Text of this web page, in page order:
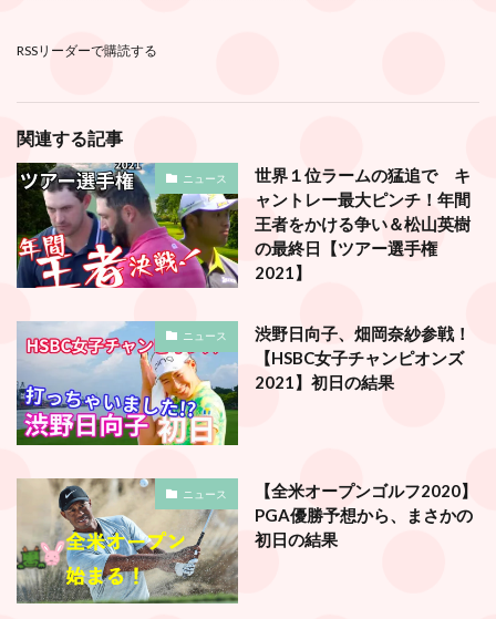
RSSリーダーで購読する
関連する記事
ニュース
世界１位ラームの猛追で キ
ャントレー最大ピンチ！年間
王者をかける争い＆松山英樹
の最終日【ツアー選手権
2021】
ニュース
渋野日向子、畑岡奈紗参戦！
【HSBC女子チャンピオンズ
2021】初日の結果
ニュース
【全米オープンゴルフ2020】
PGA優勝予想から、まさかの
初日の結果